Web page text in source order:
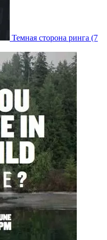
Темная сторона ринга (7